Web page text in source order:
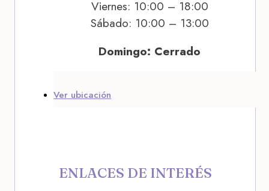
Viernes: 10:00 – 18:00
Sábado: 10:00 – 13:00
Domingo: Cerrado
Ver ubicación
ENLACES DE INTERÉS